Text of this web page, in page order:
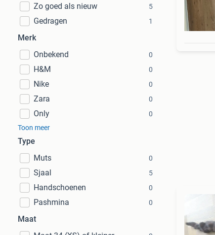
Zo goed als nieuw 5
Gedragen 1
Merk
Onbekend
0
H&M 0
Nike 0
Zara 0
Only
0
Toon meer
Type
Muts
0
Sjaal 5
Handschoenen 0
Pashmina 0
Maat